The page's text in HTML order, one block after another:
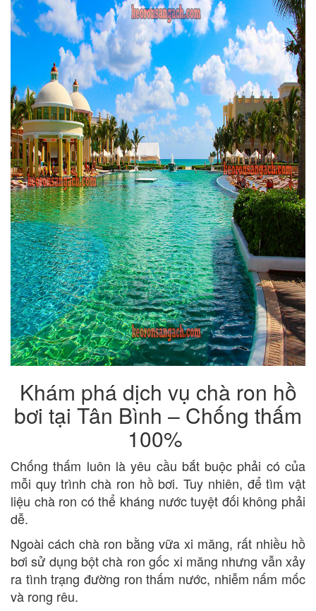
Khám phá dịch vụ chà ron hồ
bơi tại Tân Bình – Chống thấm
100%
Chống thấm luôn là yêu cầu bắt buộc phải có của
mỗi quy trình chà ron hồ bơi. Tuy nhiên, để tìm vật
liệu chà ron có thể kháng nước tuyệt đối không phải
dễ.
Ngoài cách chà ron bằng vữa xi măng, rất nhiều hồ
bơi sử dụng bột chà ron gốc xi măng nhưng vẫn xảy
ra tình trạng đường ron thấm nước, nhiễm nấm mốc
và rong rêu.